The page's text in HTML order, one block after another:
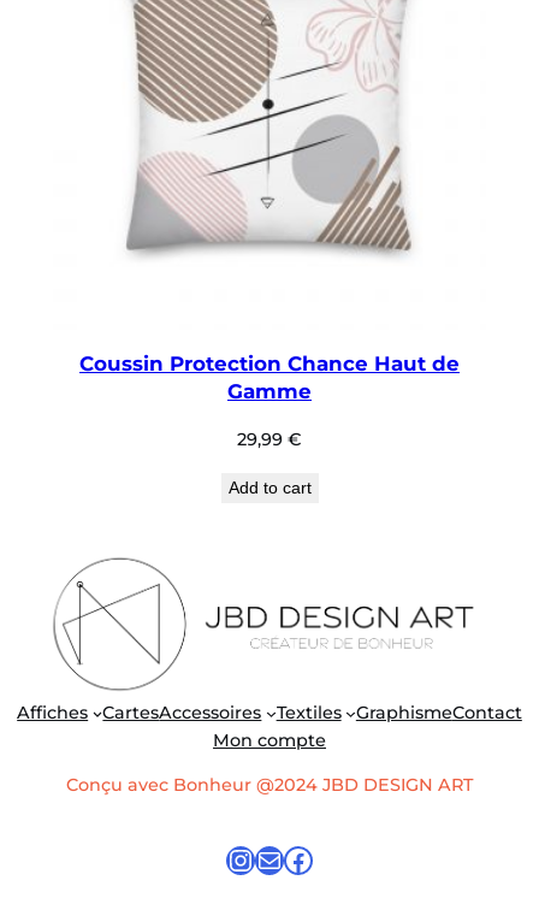
Coussin Protection Chance Haut de
Gamme
29,99 €
Add to cart
Affiches CartesAccessoires Textiles GraphismeContact
Mon compte
Conçu avec Bonheur @2024 JBD DESIGN ART
Instagram
E-mailFacebook